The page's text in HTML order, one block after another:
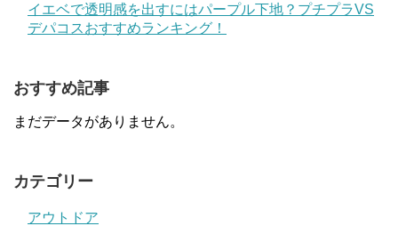
イエベで透明感を出すにはパープル下地？プチプラVS
デパコスおすすめランキング！
おすすめ記事
まだデータがありません。
カテゴリー
アウトドア